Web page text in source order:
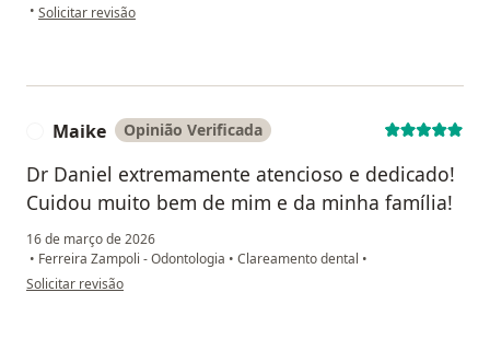
• na opinião do utilizador Izadora L.
Solicitar revisão
Maike Opinião Verificada
Dr Daniel extremamente atencioso e dedicado!
Cuidou muito bem de mim e da minha família!
16 de março de 2026
• Ferreira Zampoli - Odontologia • Clareamento dental •
na opinião do utilizador Maike
Solicitar revisão